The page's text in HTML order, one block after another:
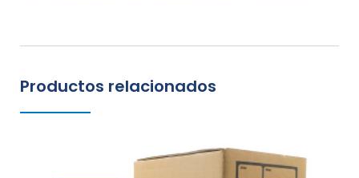
Productos relacionados